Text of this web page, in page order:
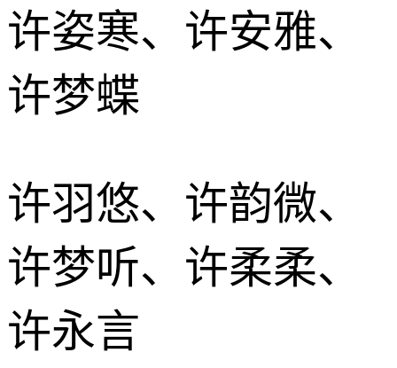
许姿寒、许安雅、
许梦蝶
许羽悠、许韵微、
许梦听、许柔柔、
许永言